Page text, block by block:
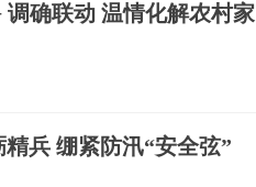
确联动 温情化解农村家
兵 绷紧防汛“安全弦”